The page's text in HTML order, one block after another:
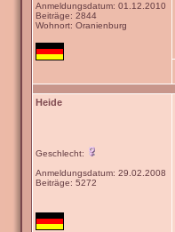
Anmeldungsdatum: 01.12.2010
Beiträge: 2844
Wohnort: Oranienburg
Heide
Geschlecht:
Anmeldungsdatum: 29.02.2008
Beiträge: 5272